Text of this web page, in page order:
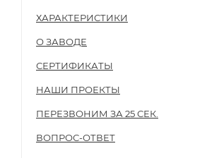
ХАРАКТЕРИСТИКИ
О ЗАВОДЕ
СЕРТИФИКАТЫ
НАШИ ПРОЕКТЫ
ПЕРЕЗВОНИМ ЗА 25 СЕК.
ВОПРОС-ОТВЕТ